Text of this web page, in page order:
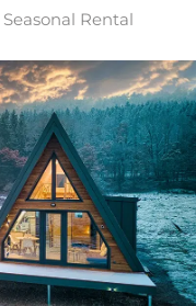
Seasonal Rental